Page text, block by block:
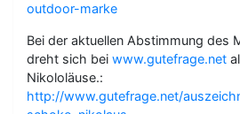
outdoor-marke
Bei der aktuellen Abstimmung des
dreht sich bei www.gutefrage.net
Nikololäuse.:
http://www.gutefrage.net/